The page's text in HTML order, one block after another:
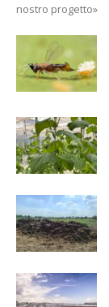
nostro progetto»